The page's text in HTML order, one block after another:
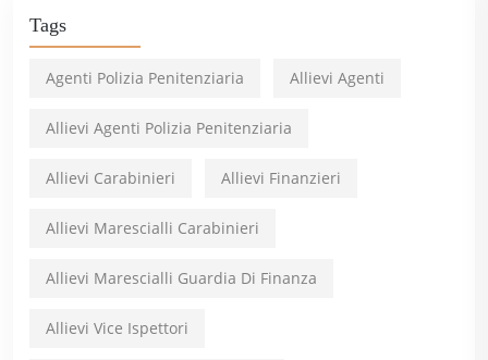
Tags
Agenti Polizia Penitenziaria Allievi Agenti
Allievi Agenti Polizia Penitenziaria
Allievi Carabinieri Allievi Finanzieri
Allievi Marescialli Carabinieri
Allievi Marescialli Guardia Di Finanza
Allievi Vice Ispettori